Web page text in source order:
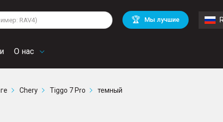
🏆 Мы лучшие
О нас
Mitsubishi
BMW
Chevrolet
Mercedes Benz
Chery Tiggo 7 Pro темный